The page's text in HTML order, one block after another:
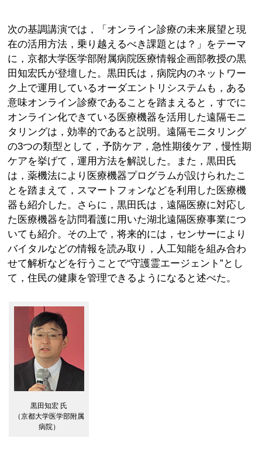
次の基調講演では，「オンライン診療の未来展望と現
在の活用方法，乗り越えるべき課題とは？」をテーマ
に，京都大学医学部附属病院医療情報企画部教授の黒
田知宏氏が登壇した。黒田氏は，病院内のネットワー
ク上で運用しているオーダエントリシステムも，ある
意味オンライン診療であることを踏まえると，すでに
オンライン化できている医療機器を活用した遠隔モニ
タリングは，効率的であると説明。遠隔モニタリング
の3つの類型として，予防ケア，急性期後ケア，慢性期
ケアを挙げて，運用方法を解説した。また，黒田氏
は，薬機法により医療機器プログラムが設けられたこ
とを踏まえて，スマートフォンなどを利用した医療機
器も紹介した。さらに，黒田氏は，遠隔医療に対応し
た医療機器を訪問看護に用いた湖北遠隔医療事業につ
いても紹介。その上で，将来的には，センサーにより
バイタルなどの情報を読み取り，人工知能を組み合わ
せて解析などを行うことで“守護霊エージェント”とし
て，住民の健康を管理できるようになると述べた。
黒田知宏 氏
（京都大学医学部附属
病院）